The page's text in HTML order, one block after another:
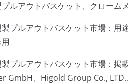
ルアウトバスケット、クローム
製プルアウトバスケット市場：用
製プルアウトバスケット市場：掲
GmbH、Higold Group Co., LTD.